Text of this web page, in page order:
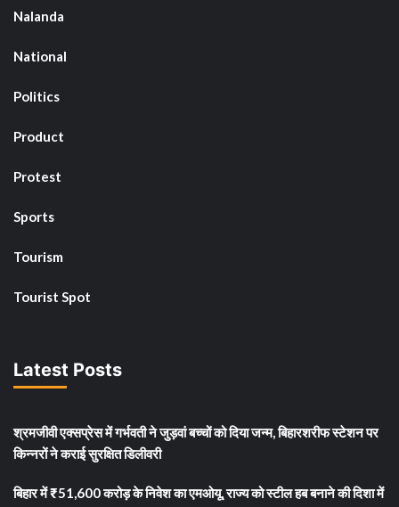
Nalanda
National
Politics
Product
Protest
Sports
Tourism
Tourist Spot
Latest Posts
श्रमजीवी एक्सप्रेस में गर्भवती ने जुड़वां बच्चों को दिया जन्म, बिहारशरीफ स्टेशन पर
किन्नरों ने कराई सुरक्षित डिलीवरी
बिहार में ₹51,600 करोड़ के निवेश का एमओयू, राज्य को स्टील हब बनाने की दिशा में